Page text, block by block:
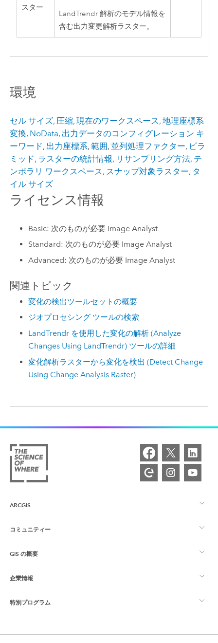
スター
LandTrendr 解析のモデル情報を
含む出力変更解析ラスター。
環境
セル サイズ, 圧縮, 現在のワークスペース, 地理座標系
変換, NoData, 出力データのコンフィグレーション キ
ーワード, 出力座標系, 範囲 , 並列処理ファクター, ピラ
ミッド, ラスターの統計情報, リサンプリング方法, テ
ンポラリ ワークスペース, スナップ対象ラスター, タ
イル サイズ
ライセンス情報
Basic: 次のものが必要 Image Analyst
Standard: 次のものが必要 Image Analyst
Advanced: 次のものが必要 Image Analyst
関連トピック
変化の検出ツールセットの概要
ジオプロセシング ツールの検索
LandTrendr を使用した変化の解析 (Analyze
Changes Using LandTrendr) ツールの詳細
変化解析ラスターから変化を検出 (Detect Change
Using Change Analysis Raster)
ARCGIS
ArcGIS の概要
マッピング
コミュニティー
Esri Community
ArcGIS ブログ
ユーザー調査およびテスト
GIS の概要
GIS とは
ロケーション インテリジェンス
トレーニング
企業情報
Esri について
特別プログラム